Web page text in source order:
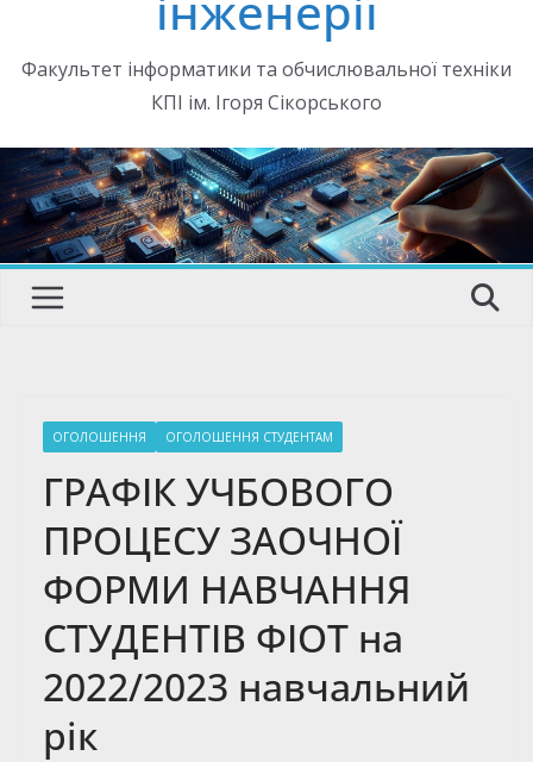
Факультет інформатики та обчислювальної техніки
КПІ ім. Ігоря Сікорського
ОГОЛОШЕННЯ ОГОЛОШЕННЯ СТУДЕНТАМ
ГРАФІК УЧБОВОГО
ПРОЦЕСУ ЗАОЧНОЇ
ФОРМИ НАВЧАННЯ
СТУДЕНТІВ ФІОТ на
2022/2023 навчальний
рік